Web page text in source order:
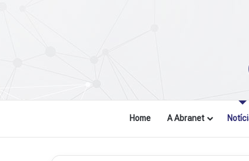
Home A Abranet